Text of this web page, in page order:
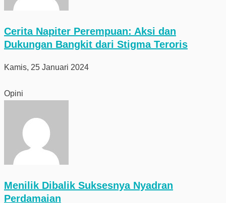
Cerita Napiter Perempuan: Aksi dan
Dukungan Bangkit dari Stigma Teroris
Kamis, 25 Januari 2024
Opini
Menilik Dibalik Suksesnya Nyadran
Perdamaian